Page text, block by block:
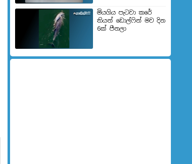
මියගිය පැටවා කරේ
තියන් ඩොල්ෆින් මව දින
6ක් පීනලා